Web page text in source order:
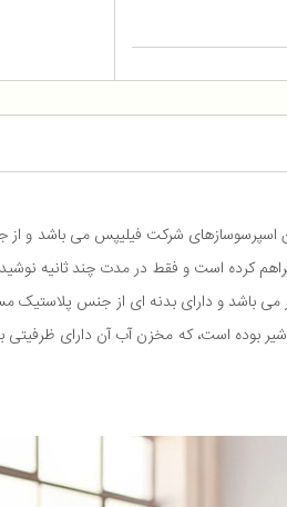
کرده است و فقط در مدت چند ثانیه
می باشد و دارای بدنه ای از جنس
بوده است، که مخزن آب آن دارای